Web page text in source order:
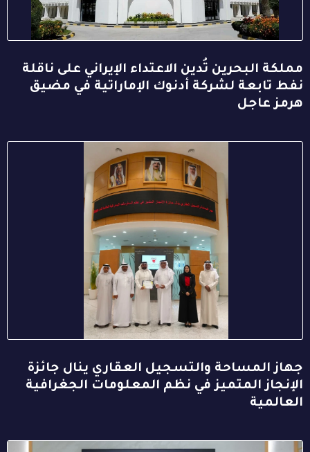
مملكة البحرين تُدين الاعتداء الإيراني على ناقلة
نفط تابعة لشركة أدنوك الإماراتية في مضيق
هرمز عاجل
جهاز المساحة والتسجيل العقاري ينال جائزة
الإنجاز المتميز في نظم المعلومات الجغرافية
العالمية